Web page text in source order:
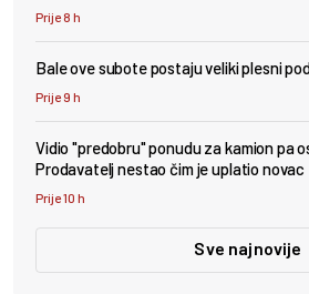
Prije 8 h
Bale ove subote postaju veliki plesni
Prije 9 h
Vidio "predobru" ponudu za kamion pa
Prodavatelj nestao čim je uplatio novac
Prije 10 h
Sve najnovije